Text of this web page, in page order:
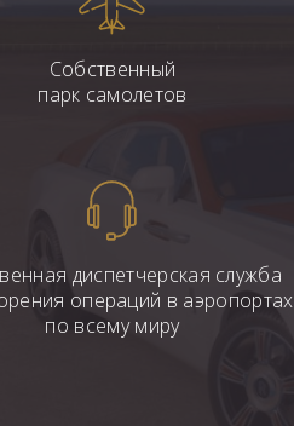
Собственный
парк самолетов
диспетчерская служба
операций в аэропортах
по всему миру